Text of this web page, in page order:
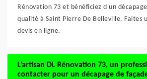
Rénovation 73 et bénéficiez d'un
qualité à Saint Pierre De Belleville. Faites
devis en ligne.
L’artisan DL Rénovation 73, un
contacter pour un décapage de